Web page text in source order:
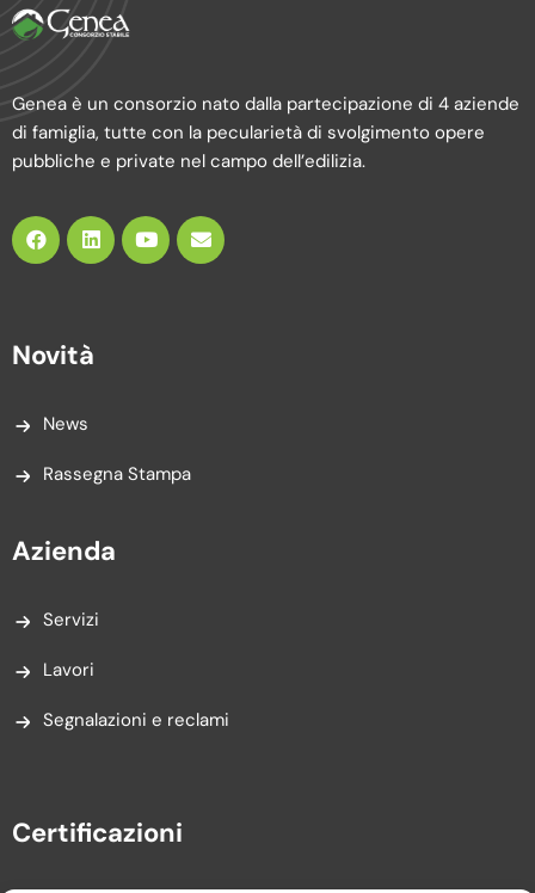
Genea è un consorzio nato dalla partecipazione di 4 aziende
di famiglia, tutte con la pecularietà di svolgimento opere
pubbliche e private nel campo dell’edilizia.
Novità
News
Rassegna Stampa
Azienda
Servizi
Lavori
Segnalazioni e reclami
Certificazioni